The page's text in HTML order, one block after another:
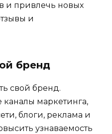
и привлечь новых
и
бренд
свой бренд.
каналы маркетинга,
блоги, реклама и
узнаваемость